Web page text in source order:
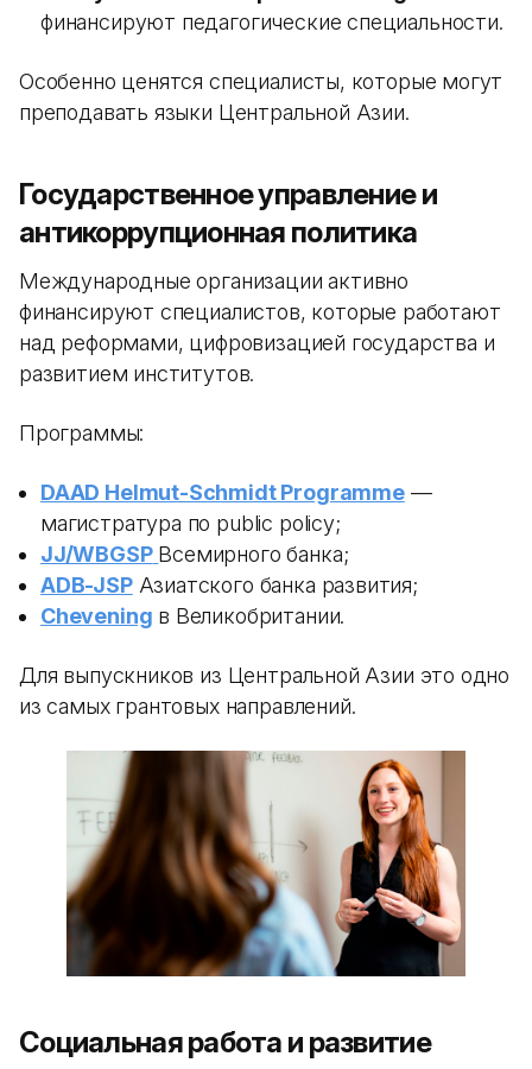
финансируют педагогические специальности.
Особенно ценятся специалисты, которые могут
преподавать языки Центральной Азии.
Государственное управление и
антикоррупционная политика
Международные организации активно
финансируют специалистов, которые работают
над реформами, цифровизацией государства и
развитием институтов.
Программы:
DAAD Helmut-Schmidt Programme—
магистратура по public policy;
JJ/WBGSP Всемирного банка;
ADB-JSPАзиатского банка развития;
Chevening в Великобритании.
Для выпускников из Центральной Азии это одно
из самых грантовых направлений.
Социальная работа и развитие